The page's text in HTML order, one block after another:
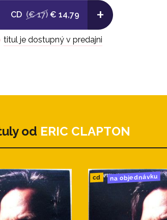
Bottom Blues
Key to the Highway
Going Down Slow
Tears in Heaven
Long Distance Call
CD (€ 17) € 14,79 +
titul je dostupný v predajni
od ERIC CLAPTON
cd na objednávku